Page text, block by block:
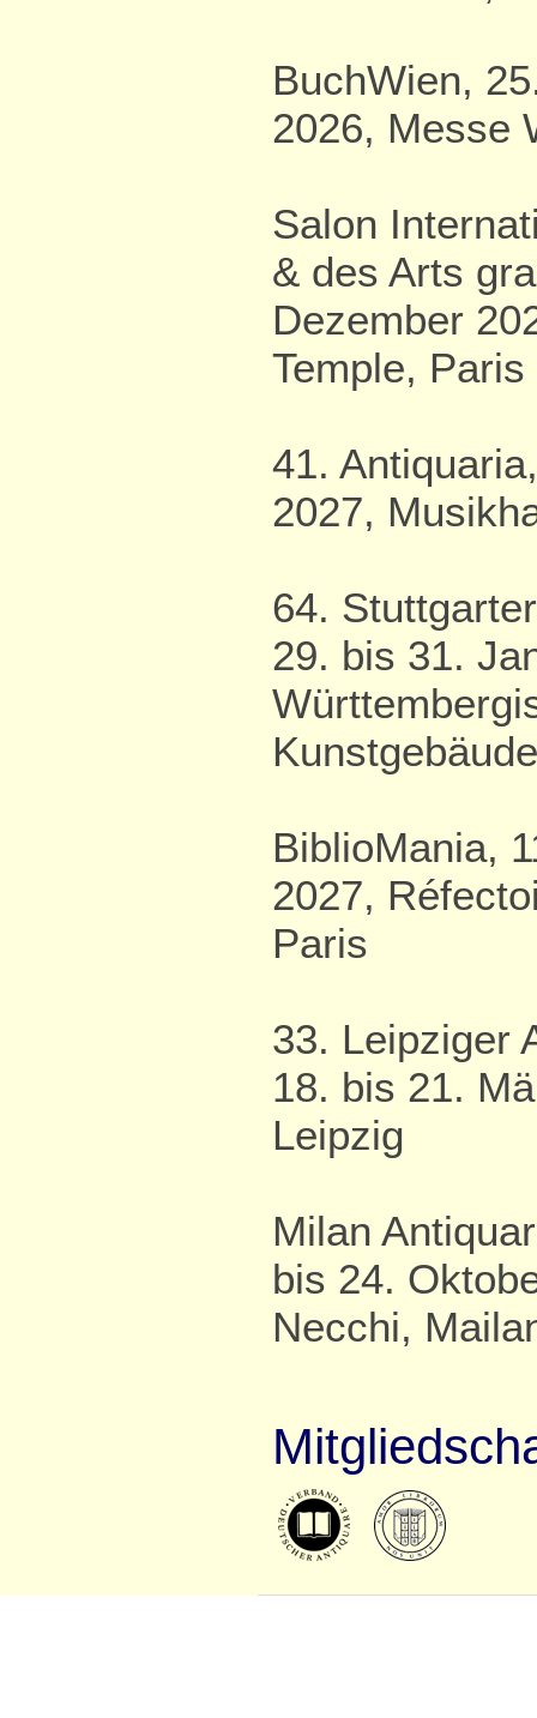
BuchWien,
2026, Messe
Salon
& des Arts
Dezember
Temple, Paris
41.
2027,
64.
29. bis 31.
BiblioMania,
2027,
Paris
33. Leipziger
18. bis 21.
Leipzig
Milan
bis 24.
Necchi,